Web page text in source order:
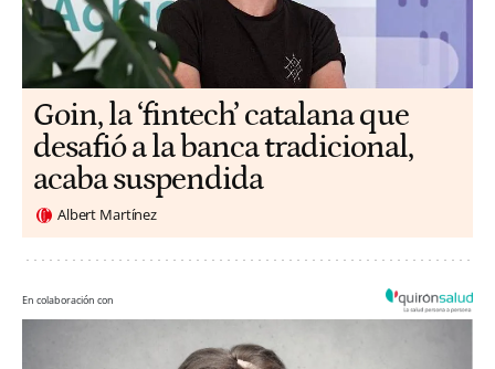
Goin, la ‘fintech’ catalana que
desafió a la banca tradicional,
acaba suspendida
Albert Martínez
En colaboración con